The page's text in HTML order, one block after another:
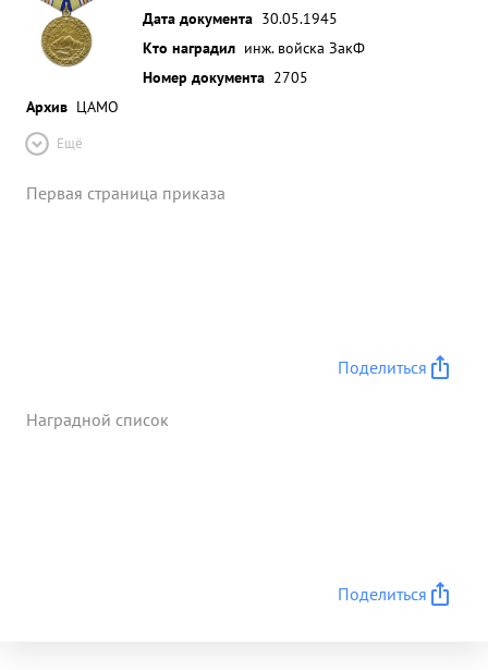
Дата документа 30.05.1945
Кто наградил инж. войска ЗакФ
Номер документа 2705
Архив ЦАМО
Ещё
Первая страница приказа
Поделиться
Наградной список
Поделиться